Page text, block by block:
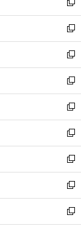
で
開
く
ド
ウ
で
開
く
い
ウ
ィ
ン
ド
ウ
で
開
く
新
し
い
ウ
ィ
ン
ド
ウ
で
開
く
新
し
い
ウ
ィ
ン
ド
ウ
で
開
く
新
し
い
ウ
ィ
ン
ド
ウ
で
開
く
新
し
い
ウ
ィ
ン
ド
ウ
で
開
く
新
し
い
ウ
ィ
ン
ド
ウ
で
開
新
し
い
ウ
ィ
ン
ド
ウ
新
し
い
ウ
ィ
ン
新
し
い
ウ
新
し